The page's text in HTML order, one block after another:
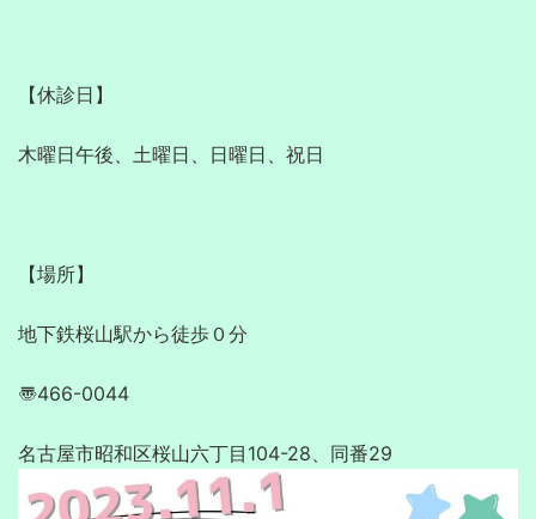
【休診日】
木曜日午後、土曜日、日曜日、祝日
【場所】
地下鉄桜山駅から徒歩０分
〠466-0044
名古屋市昭和区桜山六丁目104-28、同番29